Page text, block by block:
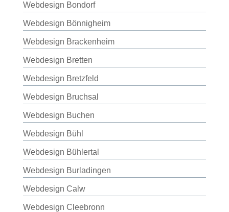
Webdesign Bondorf
Webdesign Bönnigheim
Webdesign Brackenheim
Webdesign Bretten
Webdesign Bretzfeld
Webdesign Bruchsal
Webdesign Buchen
Webdesign Bühl
Webdesign Bühlertal
Webdesign Burladingen
Webdesign Calw
Webdesign Cleebronn